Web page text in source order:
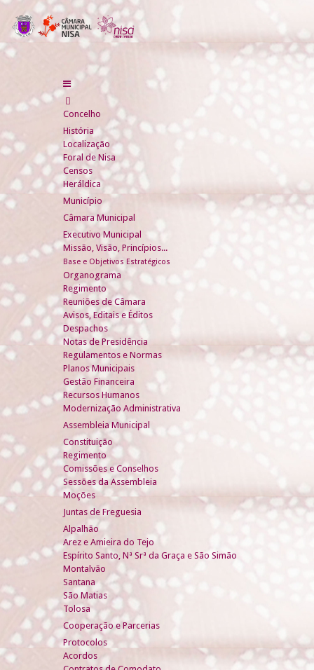
Concelho
História
Localização
Foral de Nisa
Censos
Heráldica
Município
Câmara Municipal
Executivo Municipal
Missão, Visão, Princípios...
Base e Objetivos Estratégicos
Organograma
Regimento
Reuniões de Câmara
Avisos, Editais e Éditos
Despachos
Notas de Presidência
Regulamentos e Normas
Planos Municipais
Gestão Financeira
Recursos Humanos
Modernização Administrativa
Assembleia Municipal
Constituição
Regimento
Comissões e Conselhos
Sessões da Assembleia
Moções
Juntas de Freguesia
Alpalhão
Arez e Amieira do Tejo
Espírito Santo, Nª Srª da Graça e São Simão
Montalvão
Santana
São Matias
Tolosa
Cooperação e Parcerias
Protocolos
Acordos